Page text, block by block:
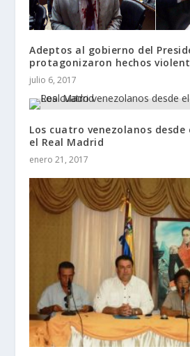
Adeptos al gobierno del
protagonizaron hechos
julio 6, 2017
Los cuatro venezolanos
el Real Madrid
enero 21, 2017